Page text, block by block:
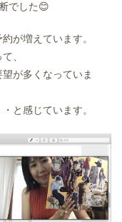
でした😊
が増えています。
、
が多くなっていま
と感じています。